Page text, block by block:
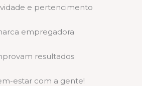
e pertencimento
empregadora
resultados
estar com a gente!